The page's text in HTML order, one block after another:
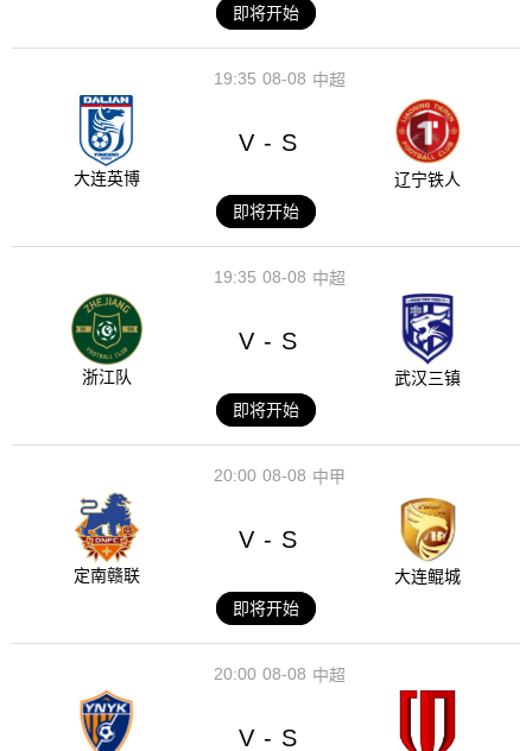
即将开始
08-08
19:35 中超
大连英博
V - S
辽宁铁人
即将开始
08-08
19:35 中超
浙江队
V - S
武汉三镇
即将开始
08-08
20:00 中甲
定南赣联
V - S
大连鲲城
即将开始
08-08
20:00 中超
V - S